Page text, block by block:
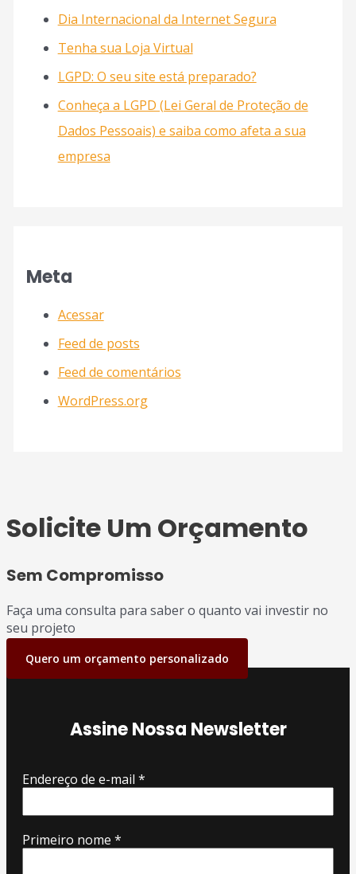
Dia Internacional da Internet Segura
Tenha sua Loja Virtual
LGPD: O seu site está preparado?
Conheça a LGPD (Lei Geral de Proteção de
Dados Pessoais) e saiba como afeta a sua
empresa
Meta
Acessar
Feed de posts
Feed de comentários
WordPress.org
Solicite Um Orçamento
Sem Compromisso
Faça uma consulta para saber o quanto vai investir no
seu projeto
Quero um orçamento personalizado
Assine Nossa Newsletter
Endereço de e-mail *
Primeiro nome *